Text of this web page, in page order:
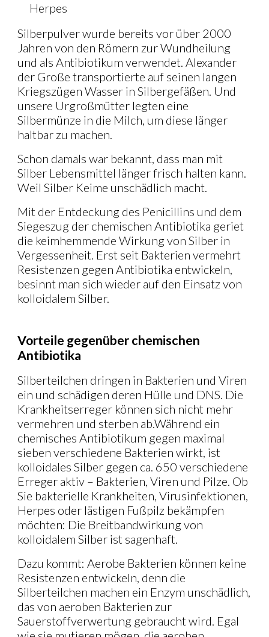
Herpes
Silberpulver wurde bereits vor über 2000
Jahren von den Römern zur Wundheilung
und als Antibiotikum verwendet. Alexander
der Große transportierte auf seinen langen
Kriegszügen Wasser in Silbergefäßen. Und
unsere Urgroßmütter legten eine
Silbermünze in die Milch, um diese länger
haltbar zu machen.
Schon damals war bekannt, dass man mit
Silber Lebensmittel länger frisch halten kann.
Weil Silber Keime unschädlich macht.
Mit der Entdeckung des Penicillins und dem
Siegeszug der chemischen Antibiotika geriet
die keimhemmende Wirkung von Silber in
Vergessenheit. Erst seit Bakterien vermehrt
Resistenzen gegen Antibiotika entwickeln,
besinnt man sich wieder auf den Einsatz von
kolloidalem Silber.
Vorteile gegenüber chemischen
Antibiotika
Silberteilchen dringen in Bakterien und Viren
ein und schädigen deren Hülle und DNS. Die
Krankheitserreger können sich nicht mehr
vermehren und sterben ab.Während ein
chemisches Antibiotikum gegen maximal
sieben verschiedene Bakterien wirkt, ist
kolloidales Silber gegen ca. 650 verschiedene
Erreger aktiv – Bakterien, Viren und Pilze. Ob
Sie bakterielle Krankheiten, Virusinfektionen,
Herpes oder lästigen Fußpilz bekämpfen
möchten: Die Breitbandwirkung von
kolloidalem Silber ist sagenhaft.
Dazu kommt: Aerobe Bakterien können keine
Resistenzen entwickeln, denn die
Silberteilchen machen ein Enzym unschädlich,
das von aeroben Bakterien zur
Sauerstoffverwertung gebraucht wird. Egal